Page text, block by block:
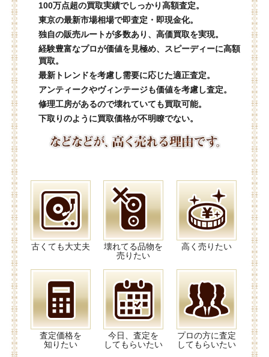
100万点超の買取実績でしっかり高額査定。
東京の最新市場相場で即査定・即現金化。
独自の販売ルートが多数あり、高価買取を実現。
経験豊富なプロが価値を見極め、スピーディーに高額
買取。
最新トレンドを考慮し需要に応じた適正査定。
アンティークやヴィンテージも価値を考慮し査定。
修理工房があるので壊れていても買取可能。
下取りのように買取価格が不明瞭でない。
古くても大丈夫
壊れてる品物を
売りたい
高く売りたい
査定価格を
知りたい
今日、査定を
してもらいたい
プロの方に査定
してもらいたい